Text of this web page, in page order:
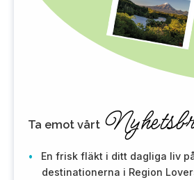
Ta emot vårt
En frisk fläkt i ditt dagliga liv
destinationerna i Region